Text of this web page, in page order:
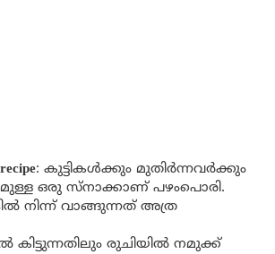
: കുട്ടികൾക്കും മുതിർന്നവർക്കും
ഒരു സ്നാക്കാണ് പഴംപൊരി.
നിന്ന് വാങ്ങുന്നത് അത്ര
കിട്ടുന്നതിലും രുചിയിൽ നമുക്ക്